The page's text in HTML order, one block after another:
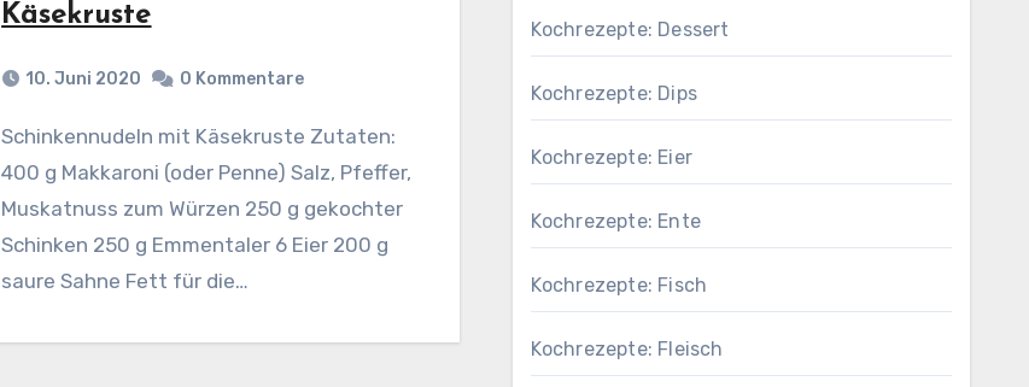
Käsekruste
10. Juni 2020 0 Kommentare
Schinkennudeln mit Käsekruste Zutaten:
400 g Makkaroni (oder Penne) Salz, Pfeffer,
Muskatnuss zum Würzen 250 g gekochter
Schinken 250 g Emmentaler 6 Eier 200 g
saure Sahne Fett für die…
Kochrezepte: Dessert
Kochrezepte: Dips
Kochrezepte: Eier
Kochrezepte: Ente
Kochrezepte: Fisch
Kochrezepte: Fleisch